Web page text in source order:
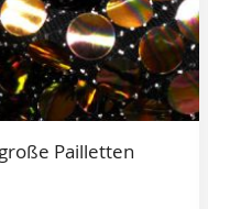
Pailletten